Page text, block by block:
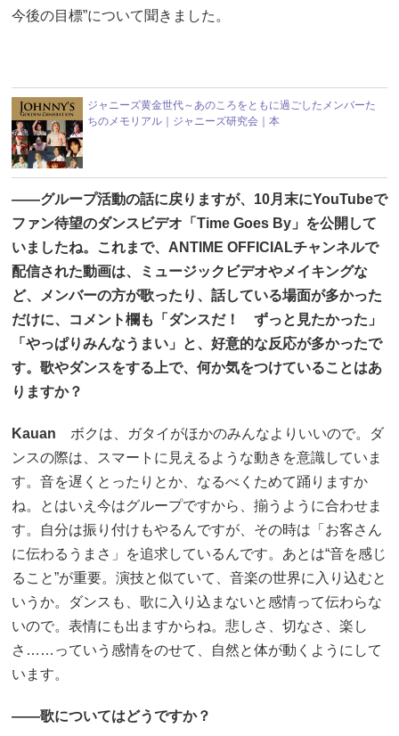
今後の目標”について聞きました。
ジャニーズ黄金世代～あのころをともに過ごしたメンバーた
ちのメモリアル｜ジャニーズ研究会｜本
――グループ活動の話に戻りますが、10月末にYouTubeで
ファン待望のダンスビデオ「Time Goes By」を公開して
いましたね。これまで、ANTIME OFFICIALチャンネルで
配信された動画は、ミュージックビデオやメイキングな
ど、メンバーの方が歌ったり、話している場面が多かった
だけに、コメント欄も「ダンスだ！ ずっと見たかった」
「やっぱりみんなうまい」と、好意的な反応が多かったで
す。歌やダンスをする上で、何か気をつけていることはあ
りますか？
Kauan ボクは、ガタイがほかのみんなよりいいので。ダ
ンスの際は、スマートに見えるような動きを意識していま
す。音を遅くとったりとか、なるべくためて踊りますか
ね。とはいえ今はグループですから、揃うように合わせま
す。自分は振り付けもやるんですが、その時は「お客さん
に伝わるうまさ」を追求しているんです。あとは“音を感じ
ること”が重要。演技と似ていて、音楽の世界に入り込むと
いうか。ダンスも、歌に入り込まないと感情って伝わらな
いので。表情にも出ますからね。悲しさ、切なさ、楽し
さ……っていう感情をのせて、自然と体が動くようにして
います。
――歌についてはどうですか？